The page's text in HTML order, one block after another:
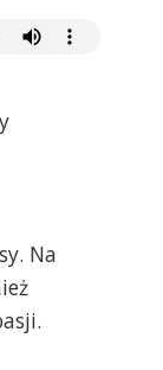
Na